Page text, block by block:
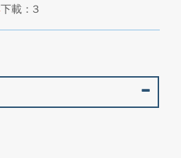
下載：3